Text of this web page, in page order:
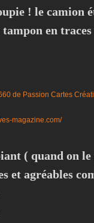
! le camion
en traces
magazine.com/
( quand on le
et agréables